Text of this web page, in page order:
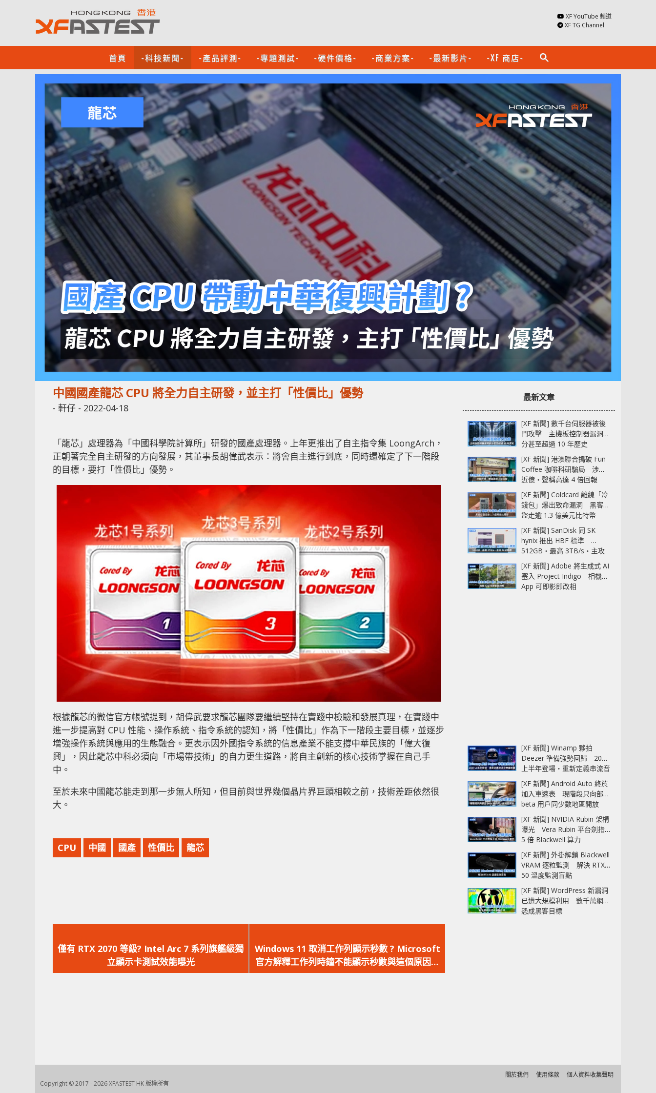
XF YouTube 頻道
XF TG Channel
首頁 -科技新聞- -產品評測- -專題測試- -硬件價格- -商業方案- -最新影片- -XF 商店- search
中國國產龍芯 CPU 將全力自主研發，並主打「性價比」優勢
- 軒仔 - 2022-04-18
「龍芯」處理器為「中國科學院計算所」研發的國產處理器。上年更推出了自主指令集 LoongArch，
正朝著完全自主研發的方向發展，其董事長胡偉武表示：將會自主進行到底，同時還確定了下一階段
的目標，要打「性價比」優勢。
根據龍芯的微信官方帳號提到，胡偉武要求龍芯團隊要繼續堅持在實踐中檢驗和發展真理，在實踐中
進一步提高對 CPU 性能、操作系統、指令系統的認知，將「性價比」作為下一階段主要目標，並逐步
增強操作系統與應用的生態融合。更表示因外國指令系統的信息產業不能支撐中華民族的「偉大復
興」，因此龍芯中科必須向「市場帶技術」的自力更生道路，將自主創新的核心技術掌握在自己手
中。
至於未來中國龍芯能走到那一步無人所知，但目前與世界幾個晶片界巨頭相較之前，技術差距依然很
大。
CPU 中國 國產 性價比 龍芯
一
篇
文
僅有 RTX 2070 等級? Intel Arc 7 系列旗艦級獨
立顯示卡測試效能曝光
一
篇
文
Windows 11 取消工作列顯示秒數 ? Microsoft
官方解釋工作列時鐘不能顯示秒數與這個原因有
關
最新文章
[XF 新聞] 數千台伺服器被後
門攻擊 主機板控制器漏洞部
分甚至超過 10 年歷史
[XF 新聞] 港澳聯合搗破 Fun
Coffee 咖啡科研騙局 涉款
近億‧聲稱高達 4 倍回報
[XF 新聞] Coldcard 離線「冷
錢包」爆出致命漏洞 黑客已
盜走逾 1.3 億美元比特幣
[XF 新聞] SanDisk 同 SK
hynix 推出 HBF 標準
512GB‧最高 3TB/s‧主攻
AI 記憶體
[XF 新聞] Adobe 將生成式 AI
塞入 Project Indigo 相機
App 可即影即改相
[XF 新聞] Winamp 夥拍
Deezer 準備強勢回歸 2027
上半年登場‧重新定義串流音
樂播放器
[XF 新聞] Android Auto 終於
加入車速表 現階段只向部分
beta 用戶同少數地區開放
[XF 新聞] NVIDIA Rubin 架構
曝光 Vera Rubin 平台劍指
5 倍 Blackwell 算力
[XF 新聞] 外掛解鎖 Blackwell
VRAM 逐粒監測 解決 RTX
50 溫度監測盲點
[XF 新聞] WordPress 新漏洞
已遭大規模利用 數千萬網站
恐成黑客目標
Copyright © 2017 - 2026 XFASTEST HK 版權所有
關於我們 使用條款 個人資料收集聲明